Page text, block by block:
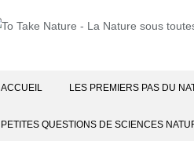
ACCUEIL LES PREMIERS PAS DU
PETITES QUESTIONS DE SCIENCES